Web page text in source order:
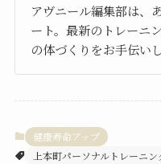
アヴニール編集部は、
ート。最新のトレーニ
の体づくりをお手伝いし
健康寿命アップ
上本町パーソナルトレーニン